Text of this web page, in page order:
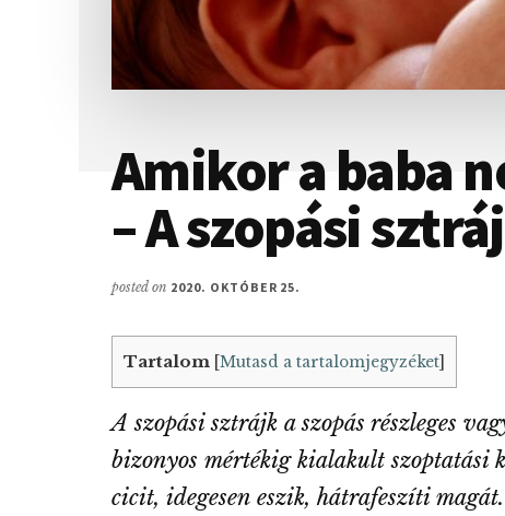
Amikor a baba
– A szopási
posted on 2020. OKTÓBER 25.
Tartalom Mutasd a tartalomjegyzéket
A szopási sztrájk a szopás részleges
bizonyos mértékig kialakult szoptatási
cicit, idegesen eszik, hátrafeszíti